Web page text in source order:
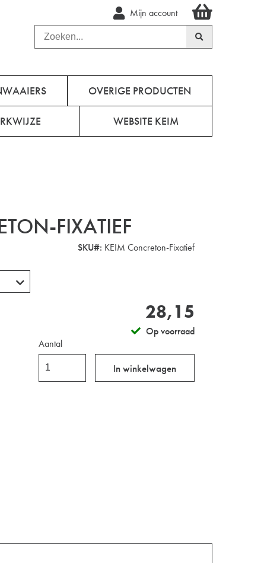
Mijn account
OVERIGE PRODUCTEN
WEBSITE KEIM
FIXATIEF
SKU#: KEIM Concreton-Fixatief
28,15
Op voorraad
Aantal
In winkelwagen